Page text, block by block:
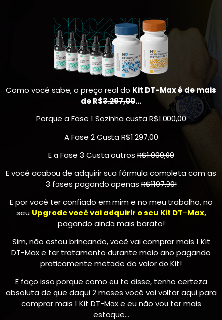
Como você sabe, o preço real do Kit DT-Max é de mais
de R$3.297,00…
Porque a Fase 1 Sozinha custaR$1.000,00
A Fase 2 Custa R$1.297,00
E a Fase 3 Custa outrosR$1.000,00
E você acabou de adquirir sua fórmula completa com as
3 fases pagando apenasR$1197,00!
E por você ter confiado em mim e no meu trabalho, no
seu Upgrade você vai adquirir o seu Kit DT-Max,
pagando ainda mais barato!
Sim, não estou brincando, você vai comprar mais 1 Kit
DT-Max e ter tratamento durante meio ano pagando
praticamente metade do valor do Kit!
E faço isso porque como eu te disse, tenho certeza
absoluta de que daqui 2 meses você vai voltar aqui para
comprar mais 1 Kit DT-Max e eu não vou ter mais
estoque…